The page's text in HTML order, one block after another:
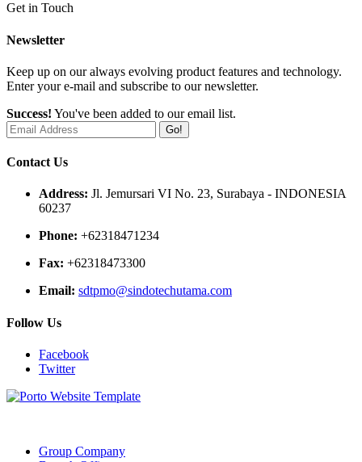
Get in Touch
Newsletter
Keep up on our always evolving product features and technology.
Enter your e-mail and subscribe to our newsletter.
Success! You've been added to our email list.
Go!
Contact Us
Address: Jl. Jemursari VI No. 23, Surabaya - INDONESIA
60237
Phone: +62318471234
Fax: +62318473300
Email: sdtpmo@sindotechutama.com
Follow Us
Facebook
Twitter
Group Company